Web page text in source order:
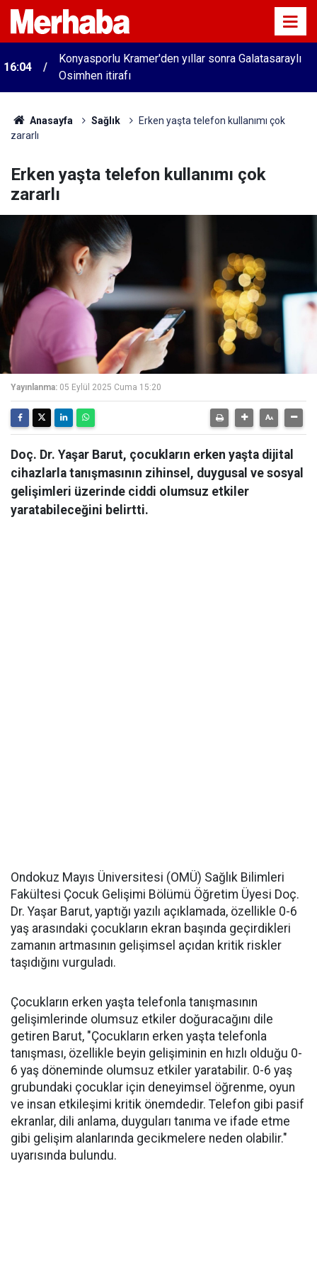
16:04
Konyasporlu Kramer'den yıllar sonra Galatasaraylı
Osimhen itirafı
Anasayfa Sağlık
Erken yaşta telefon kullanımı çok
zararlı
Erken yaşta telefon kullanımı çok
zararlı
Yayınlanma: 05 Eylül 2025 Cuma 15:20
Doç. Dr. Yaşar Barut, çocukların erken yaşta dijital
cihazlarla tanışmasının zihinsel, duygusal ve sosyal
gelişimleri üzerinde ciddi olumsuz etkiler
yaratabileceğini belirtti.
Ondokuz Mayıs Üniversitesi (OMÜ) Sağlık Bilimleri
Fakültesi Çocuk Gelişimi Bölümü Öğretim Üyesi Doç.
Dr. Yaşar Barut, yaptığı yazılı açıklamada, özellikle 0-6
yaş arasındaki çocukların ekran başında geçirdikleri
zamanın artmasının gelişimsel açıdan kritik riskler
taşıdığını vurguladı.
Çocukların erken yaşta telefonla tanışmasının
gelişimlerinde olumsuz etkiler doğuracağını dile
getiren Barut, "Çocukların erken yaşta telefonla
tanışması, özellikle beyin gelişiminin en hızlı olduğu 0-
6 yaş döneminde olumsuz etkiler yaratabilir. 0-6 yaş
grubundaki çocuklar için deneyimsel öğrenme, oyun
ve insan etkileşimi kritik önemdedir. Telefon gibi pasif
ekranlar, dili anlama, duyguları tanıma ve ifade etme
gibi gelişim alanlarında gecikmelere neden olabilir."
uyarısında bulundu.